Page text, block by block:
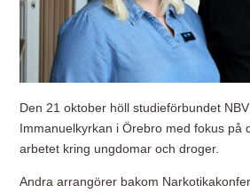
Den 21 oktober höll studieförbundet
Immanuelkyrkan i Örebro med fokus på
arbetet kring ungdomar och droger.
Andra arrangörer bakom